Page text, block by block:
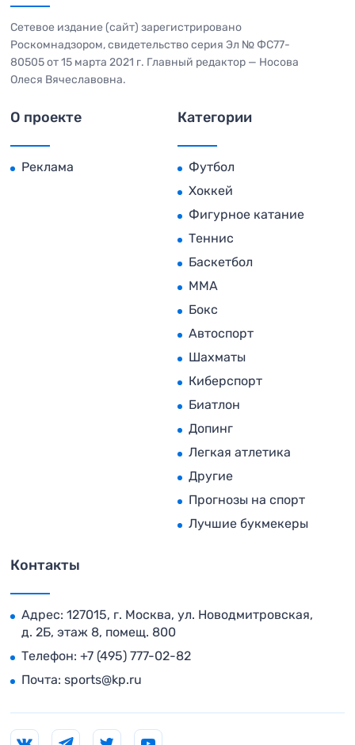
Сетевое издание (сайт) зарегистрировано
Роскомнадзором, свидетельство серия Эл № ФС77-
80505 от 15 марта 2021 г. Главный редактор — Носова
Олеся Вячеславовна.
О проекте
Реклама
Категории
Футбол
Хоккей
Фигурное катание
Теннис
Баскетбол
MMA
Бокс
Автоспорт
Шахматы
Киберспорт
Биатлон
Допинг
Легкая атлетика
Другие
Прогнозы на спорт
Лучшие букмекеры
Контакты
Адрес: 127015, г. Москва, ул. Новодмитровская,
д. 2Б, этаж 8, помещ. 800
Телефон: +7 (495) 777-02-82
Почта: sports@kp.ru